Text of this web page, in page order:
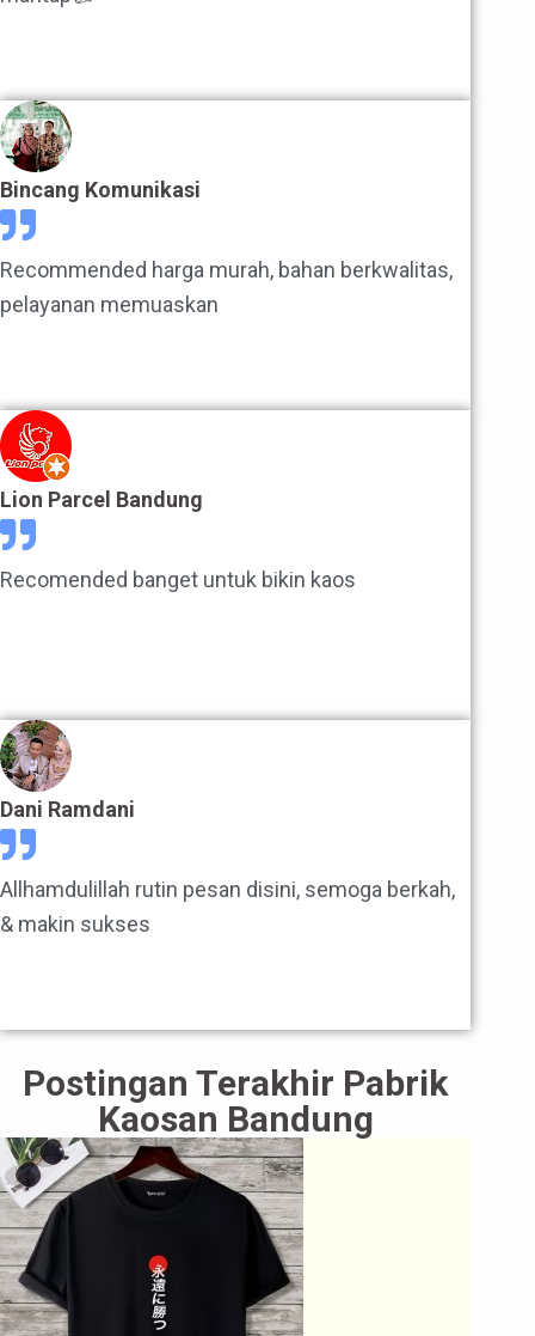
Bincang Komunikasi
Recommended harga murah, bahan berkwalitas,
pelayanan memuaskan
Lion Parcel Bandung
Recomended banget untuk bikin kaos
Dani Ramdani
Allhamdulillah rutin pesan disini, semoga berkah,
& makin sukses
Postingan Terakhir Pabrik
Kaosan Bandung